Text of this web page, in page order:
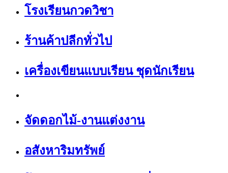
โรงเรียนกวดวิชา
ร้านค้าปลีกทั่วไป
เครื่องเขียนแบบเรียน ชุดนักเรียน
จัดดอกไม้-งานแต่งงาน
อสังหาริมทรัพย์